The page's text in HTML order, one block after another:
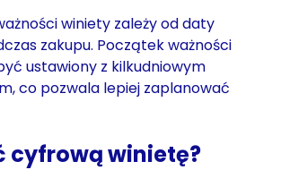
winiety zależy od daty
zakupu. Początek ważności
ustawiony z kilkudniowym
co pozwala lepiej zaplanować
cyfrową winietę?